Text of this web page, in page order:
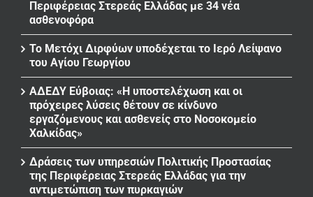
Περιφέρειας Στερεάς Ελλάδας με 34 νέα
ασθενοφόρα
Το Μετόχι Διρφύων υποδέχεται το Ιερό Λείψανο
του Αγίου Γεωργίου
ΑΔΕΔΥ Εύβοιας: «Η υποστελέχωση και οι
πρόχειρες λύσεις θέτουν σε κίνδυνο
εργαζόμενους και ασθενείς στο Νοσοκομείο
Χαλκίδας»
Δράσεις των υπηρεσιών Πολιτικής Προστασίας
της Περιφέρειας Στερεάς Ελλάδας για την
αντιμετώπιση των πυρκαγιών